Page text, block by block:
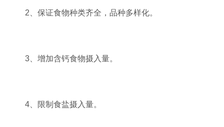
2、保证食物种类齐全，品种多样化。
3、增加含钙食物摄入量。
4、限制食盐摄入量。